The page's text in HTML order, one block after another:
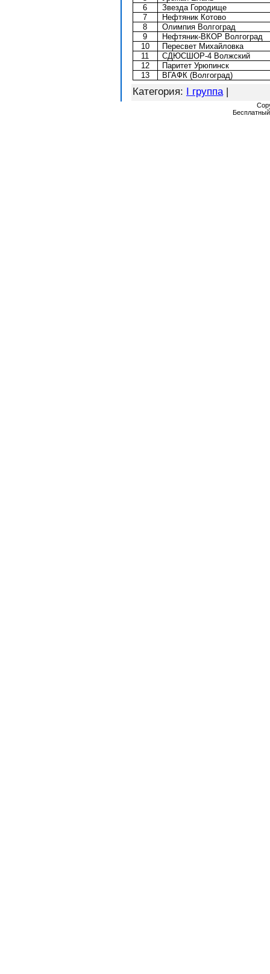
6
Звезда Городище
7
Нефтяник Котово
8
Олимпия Волгоград
9
Нефтяник-ВКОР Волгоград
10
Пересвет Михайловка
11
СДЮСШОР-4 Волжский
12
Паритет Урюпинск
13
ВГАФК (Волгоград)
Категория: I группа|